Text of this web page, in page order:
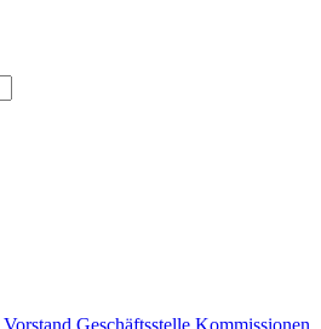
Vorstand Geschäftsstelle Kommissionen